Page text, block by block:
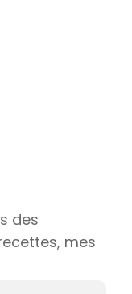
des
mes